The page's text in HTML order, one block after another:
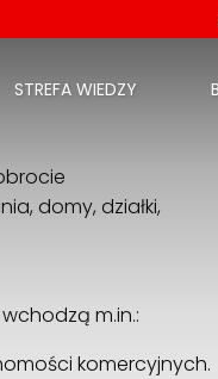
STREFA WIEDZY
domy, działki,
m.in.:
komercyjnych.